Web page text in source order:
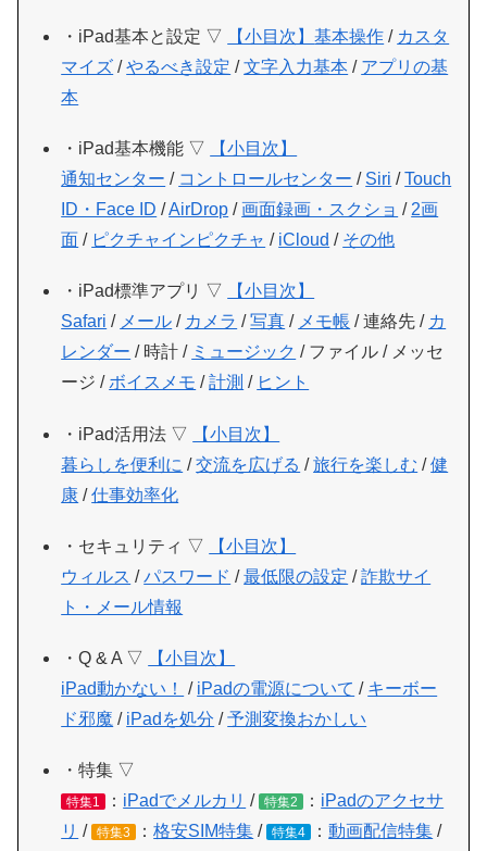
・iPad基本と設定 ▽ 【小目次】基本操作 / カスタ
マイズ /やるべき設定 /文字入力基本 / アプリの基
本
・iPad基本機能 ▽
【小目次】
通知センター / コントロールセンター / Siri /Touch
ID・Face ID /AirDrop /画面録画・スクショ / 2画
面 / ピクチャインピクチャ / iCloud / その他
・iPad標準アプリ ▽
【小目次】
Safari / メール / カメラ /写真 / メモ帳 / 連絡先 / カ
レンダー / 時計 / ミュージック / ファイル / メッセ
ージ / ボイスメモ /計測 / ヒント
・iPad活用法 ▽
【小目次】
暮らしを便利に /交流を広げる /旅行を楽しむ /健
康 /仕事効率化
・セキュリティ ▽
【小目次】
ウィルス /パスワード /最低限の設定 /詐欺サイ
ト・メール情報
・Q & A ▽
【小目次】
iPad動かない！
/ iPadの電源について / キーボー
ド邪魔 / iPadを処分 /予測変換おかしい
・特集 ▽
特集1 ： iPadでメルカリ / 特集2 ： iPadのアクセサ
リ / 特集3 ：格安SIM特集 / 特集4 ：動画配信特集 /